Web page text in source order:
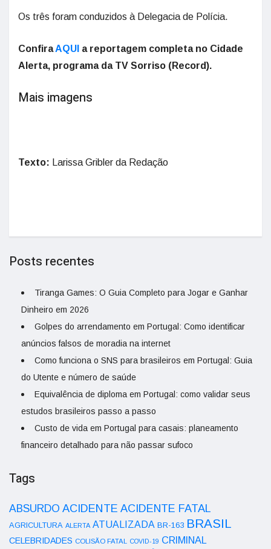
Os três foram conduzidos à Delegacia de Polícia.
ConfiraAQUI a reportagem completa no Cidade
Alerta, programa da TV Sorriso (Record).
Mais imagens
Texto: Larissa Gribler da Redação
Posts recentes
Tiranga Games: O Guia Completo para Jogar e Ganhar
Dinheiro em 2026
Golpes do arrendamento em Portugal: Como identificar
anúncios falsos de moradia na internet
Como funciona o SNS para brasileiros em Portugal: Guia
do Utente e número de saúde
Equivalência de diploma em Portugal: como validar seus
estudos brasileiros passo a passo
Custo de vida em Portugal para casais: planeamento
financeiro detalhado para não passar sufoco
Tags
ABSURDO ACIDENTE ACIDENTE FATAL
AGRICULTURA ALERTA ATUALIZADA BR-163 BRASIL
CELEBRIDADES COLISÃO FATAL COVID-19 CRIMINAL